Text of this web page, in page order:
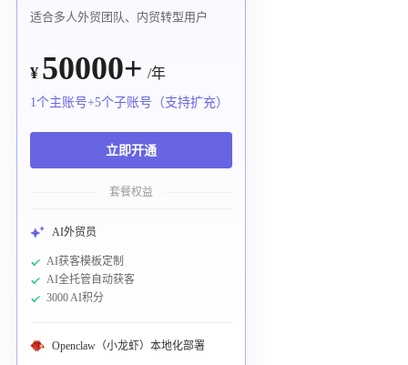
适合多人外贸团队、内贸转型用户
¥ 50000+ /年
1个主账号+5个子账号（支持扩充）
立即开通
套餐权益
AI外贸员
AI获客模板定制
AI全托管自动获客
3000 AI积分
Openclaw（小龙虾）本地化部署